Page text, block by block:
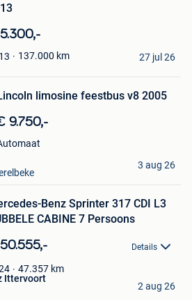
137.000 km 27 jul 26
limosine feestbus v8 2005
9.750,-
3 aug 26
Benz Sprinter 317 CDI L3
CABINE 7 Persoons
Details
47.357 km
Ittervoort
2 aug 26